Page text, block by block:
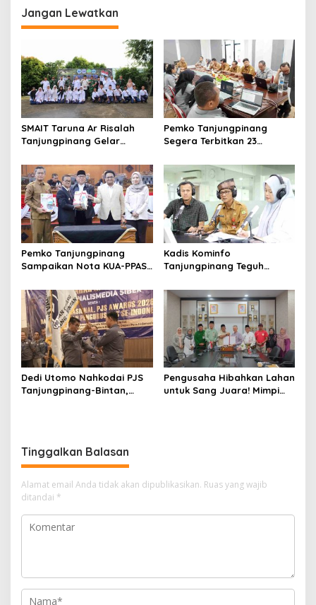
g
s
i
p
o
s
Jangan Lewatkan
SMAIT Taruna Ar Risalah
Tanjungpinang Gelar
Tanamkan Disiplin dan Jiwa
Kepemimpinan
Pemko Tanjungpinang
Segera Terbitkan 23
Pemko Tanjungpinang
Sampaikan Nota KUA-PPAS
DPRD
Kadis Kominfo
Tanjungpinang Teguh
Warga Jadi Bahan Evaluasi
Pemerintah
Dedi Utomo Nahkodai PJS
Tanjungpinang-Bintan,
Pengusaha Hibahkan Lahan
untuk Sang Juara! Mimpi
Tinggalkan Balasan
Alamat email Anda tidak akan dipublikasikan. Ruas yang wajib
ditandai *